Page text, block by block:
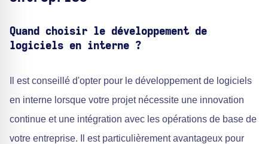
Quand choisir le développement de
logiciels en interne ?
Il est conseillé d'opter pour le développement de logiciels
en interne lorsque votre projet nécessite une innovation
continue et une intégration avec les opérations de base de
votre entreprise. Il est particulièrement avantageux pour